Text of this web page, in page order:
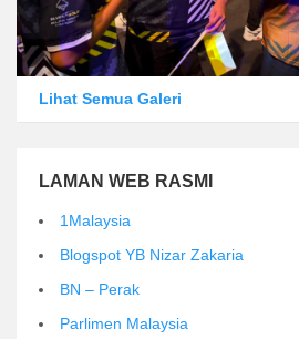
Lihat Semua Galeri
LAMAN WEB RASMI
1Malaysia
Blogspot YB Nizar Zakaria
BN – Perak
Parlimen Malaysia